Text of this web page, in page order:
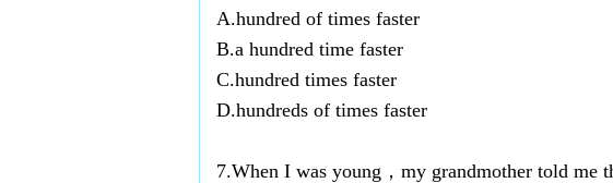
A.hundred of times faster
B.a hundred time faster
C.hundred times faster
D.hundreds of times faster
7.When I was young，my grandmother told me